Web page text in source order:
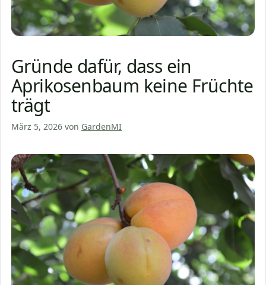
Gründe dafür, dass ein
Aprikosenbaum keine Früchte
trägt
März 5, 2026 von GardenMI